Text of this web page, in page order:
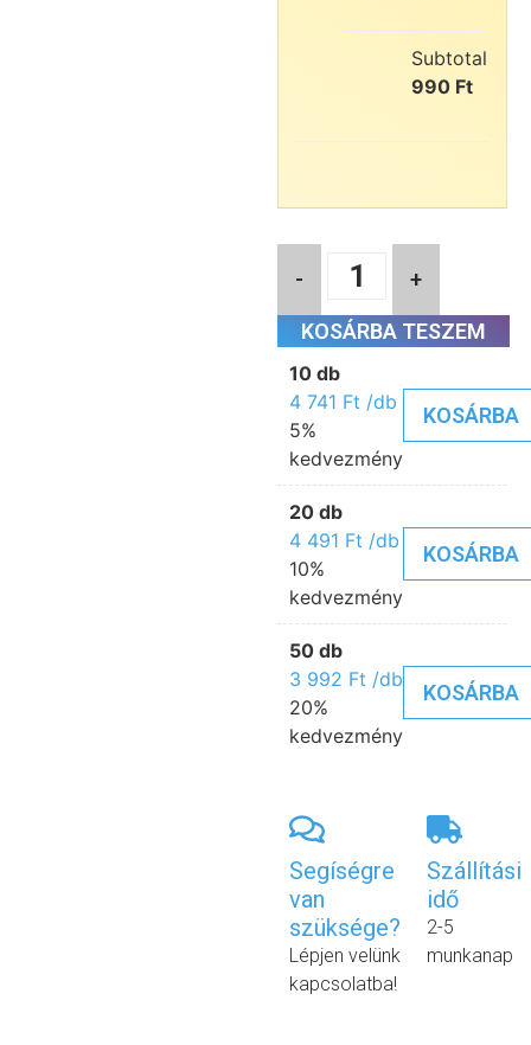
Subtotal:
990 Ft
- +
KOSÁRBA TESZEM
10 db
4 741 Ft /db
5%
kedvezmény
KOSÁRBA
20 db
4 491 Ft /db
10%
kedvezmény
KOSÁRBA
50 db
3 992 Ft /db
20%
kedvezmény
KOSÁRBA
Segíségre
van
szüksége?
Lépjen velünk
kapcsolatba!
Szállítási
idő
2-5
munkanap